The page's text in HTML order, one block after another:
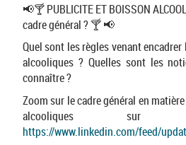
📢🍸 PUBLICITE ET BOISSON
cadre général ? 🍸 📢
Quel sont les règles venant
alcooliques ? Quelles sont les
connaître ?
Zoom sur le cadre général en
alcooliques sur
https://www.linkedin.com/feed/